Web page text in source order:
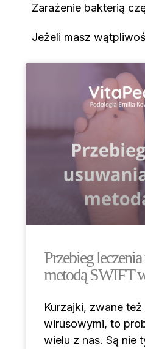
Zarażenie bakterią
Jeżeli masz
Przebieg
metodą SWIFT
Kurzajki, zwane
wirusowymi, to
wielu z nas. Są nie